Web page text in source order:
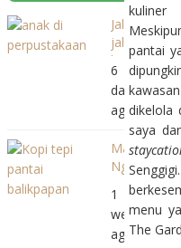
kuliner
pantai
dikelola
saya
menu
The
Jalan-
jalan
ke
Bank
Indonesia
(BI)
Balikpapan
6
days
ago
Mampir
Ngopi
Dulu
di
Kopi
Luru
1
week
ago